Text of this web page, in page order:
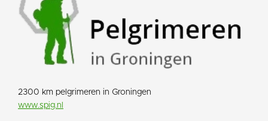
2300 km pelgrimeren in Groningen
www.spig.nl